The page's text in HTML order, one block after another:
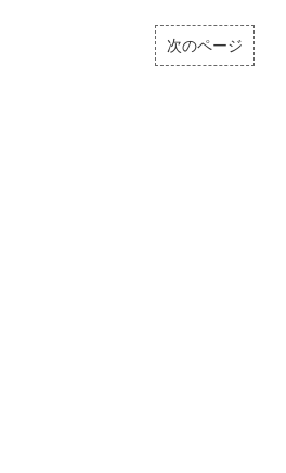
次のページ